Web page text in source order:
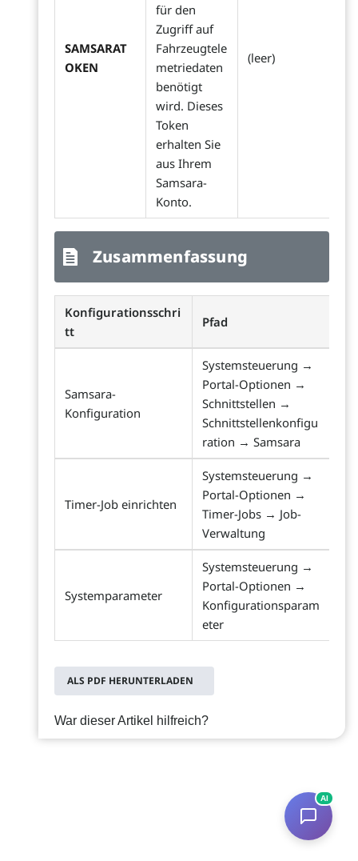
SAMSARAT
OKEN
für den
Zugriff auf
Fahrzeugtele
metriedaten
benötigt
wird. Dieses
Token
erhalten Sie
aus Ihrem
Samsara-
Konto.
(leer)
Zusammenfassung
Konfigurationsschri
tt
Pfad
Samsara-
Konfiguration
Systemsteuerung →
Portal-Optionen →
Schnittstellen →
Schnittstellenkonfigu
ration → Samsara
Timer-Job einrichten
Systemsteuerung →
Portal-Optionen →
Timer-Jobs → Job-
Verwaltung
Systemparameter
Systemsteuerung →
Portal-Optionen →
Konfigurationsparam
eter
ALS PDF HERUNTERLADEN
War dieser Artikel hilfreich?
AI